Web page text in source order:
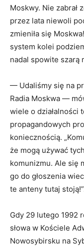
Moskwy. Nie zabrał
przez lata niewoli
zmieniła się
system kolei
nadal spowite szarą
— Udaliśmy się na
Radia Moskwa —
wiele o dzia­łalności
propagandowych
koniecznością.
że mogą używać
komunizmu. Ale się
go do głoszenia
te anteny tutaj
Gdy 29 lutego 1992
słowa w Kościele
Nowosybirsku na